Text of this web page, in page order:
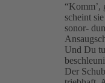
“Komm’,
scheint
sonor-
Und Du
Der